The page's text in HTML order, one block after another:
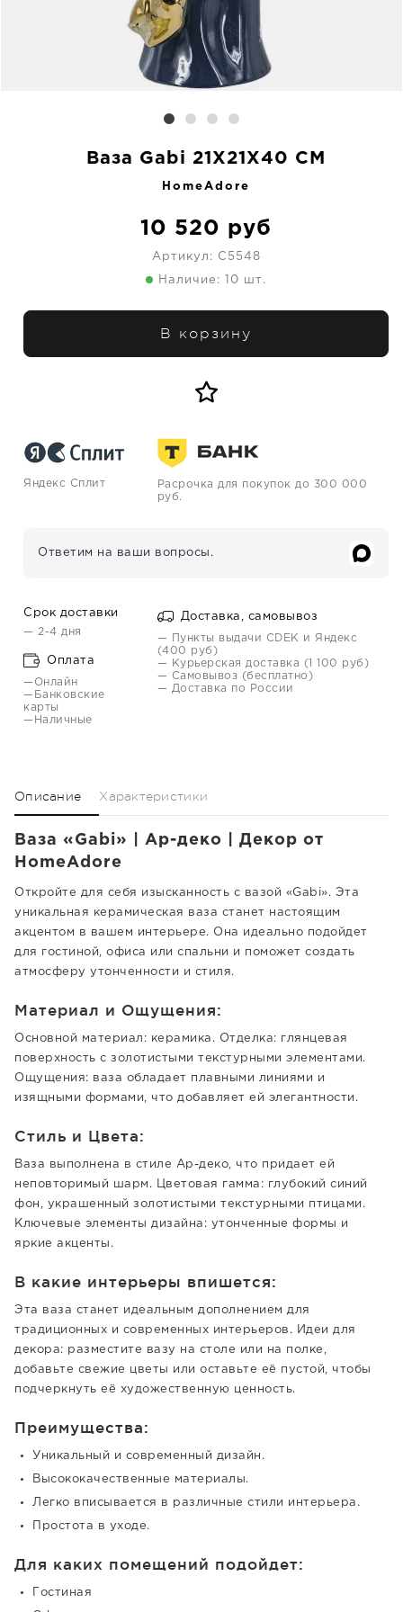
Ваза Gabi 21X21X40 CM
HomeAdore
10 520 руб
Артикул: C5548
Наличие: 10 шт.
В корзину
Яндекс Сплит
Расрочка для покупок до 300 000
руб.
Ответим на ваши вопросы.
Срок доставки
— 2-4 дня
Оплата
—Онлайн
—Банковские
карты
—Наличные
Доставка, самовывоз
— Пункты выдачи CDEK и Яндекс
(400 руб)
— Курьерская доставка (1 100 руб)
— Самовывоз (бесплатно)
— Доставка по России
Описание Характеристики
Ваза «Gabi» | Ар-деко | Декор от
HomeAdore
Откройте для себя изысканность с вазой «Gabi». Эта
уникальная керамическая ваза станет настоящим
акцентом в вашем интерьере. Она идеально подойдет
для гостиной, офиса или спальни и поможет создать
атмосферу утонченности и стиля.
Материал и Ощущения:
Основной материал: керамика. Отделка: глянцевая
поверхность с золотистыми текстурными элементами.
Ощущения: ваза обладает плавными линиями и
изящными формами, что добавляет ей элегантности.
Стиль и Цвета:
Ваза выполнена в стиле Ар-деко, что придает ей
неповторимый шарм. Цветовая гамма: глубокий синий
фон, украшенный золотистыми текстурными птицами.
Ключевые элементы дизайна: утонченные формы и
яркие акценты.
В какие интерьеры впишется:
Эта ваза станет идеальным дополнением для
традиционных и современных интерьеров. Идеи для
декора: разместите вазу на столе или на полке,
добавьте свежие цветы или оставьте её пустой, чтобы
подчеркнуть её художественную ценность.
Преимущества:
Уникальный и современный дизайн.
Высококачественные материалы.
Легко вписывается в различные стили интерьера.
Простота в уходе.
Для каких помещений подойдет:
Гостиная